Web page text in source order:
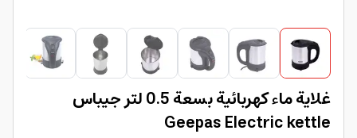
غلاية ماء كهربائية بسعة 0.5 لتر جيباس
Geepas Electric kettle